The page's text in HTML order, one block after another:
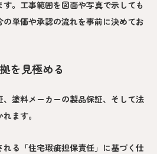
。工事範囲を図面や写真で示しても
の単価や承認の流れを事前に決めてお
を見極める
塗料メーカーの製品保証、そして法
ます。
る「住宅瑕疵担保責任」に基づく仕